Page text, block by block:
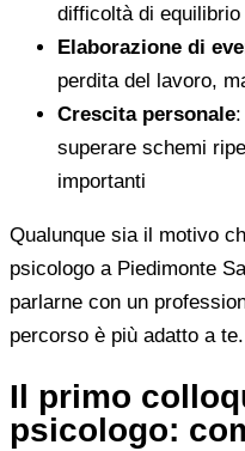
difficoltà di
Elaborazione di
perdita del lavoro,
Crescita personale
superare schemi
importanti
Qualunque sia il motivo
psicologo a Piedimonte
parlarne con un
percorso è più adatto a te.
Il primo
psicologo: